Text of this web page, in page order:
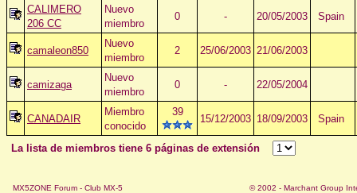
CALIMERO
206 CC
Nuevo
miembro
0 - 20/05/2003 Spain
camaleon850
Nuevo
miembro
2 25/06/2003 21/06/2003
camizaga
Nuevo
miembro
0 - 22/05/2004
CANADAIR
Miembro
conocido
39
15/12/2003 18/09/2003 Spain
La lista de miembros tiene 6 páginas de extensión
MX5ZONE Forum - Club MX-5 © 2002 - Marchant Group